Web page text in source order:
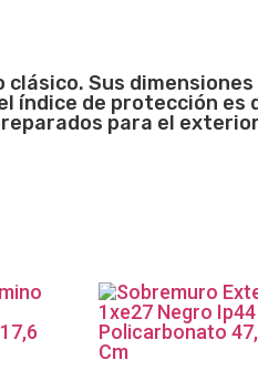
clásico. Sus dimensiones
índice de protección es
para el